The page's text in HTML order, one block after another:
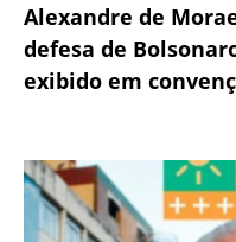
Alexandre de
defesa de
exibido em